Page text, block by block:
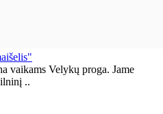
vaikams Velykų proga. Jame
..